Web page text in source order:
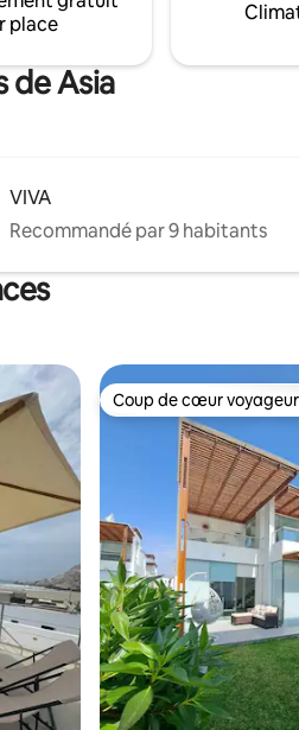
parleur
boulevard d'Asie et à 30
place
de Asia
VIVA
Recommandé par 9 habitants
Coup de cœur
Coup de cœur